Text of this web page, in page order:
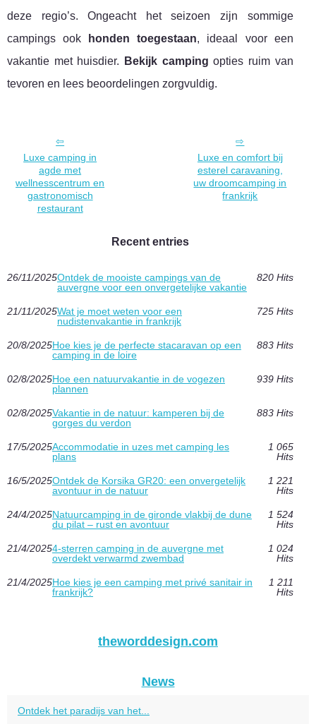
deze regio’s. Ongeacht het seizoen zijn sommige
campings ook
honden toegestaan, ideaal voor een
vakantie met huisdier.
Bekijk camping opties ruim van
tevoren en lees beoordelingen zorgvuldig.
Luxe camping in
agde met
wellnesscentrum en
gastronomisch
restaurant
Luxe en comfort bij
esterel caravaning,
uw droomcamping in
frankrijk
Recent entries
26/11/2025Ontdek de mooiste campings van de
auvergne voor een onvergetelijke vakantie
820 Hits
21/11/2025Wat je moet weten voor een
nudistenvakantie in frankrijk
725 Hits
20/8/2025Hoe kies je de perfecte stacaravan op een
camping in de loire
883 Hits
02/8/2025Hoe een natuurvakantie in de vogezen
plannen
939 Hits
02/8/2025Vakantie in de natuur: kamperen bij de
gorges du verdon
883 Hits
17/5/2025Accommodatie in uzes met camping les
plans
1 065
Hits
16/5/2025Ontdek de Korsika GR20: een onvergetelijk
avontuur in de natuur
1 221
Hits
24/4/2025Natuurcamping in de gironde vlakbij de dune
du pilat – rust en avontuur
1 524
Hits
21/4/20254-sterren camping in de auvergne met
overdekt verwarmd zwembad
1 024
Hits
21/4/2025Hoe kies je een camping met privé sanitair in
frankrijk?
1 211
Hits
theworddesign.com
News
Ontdek het paradijs van het...